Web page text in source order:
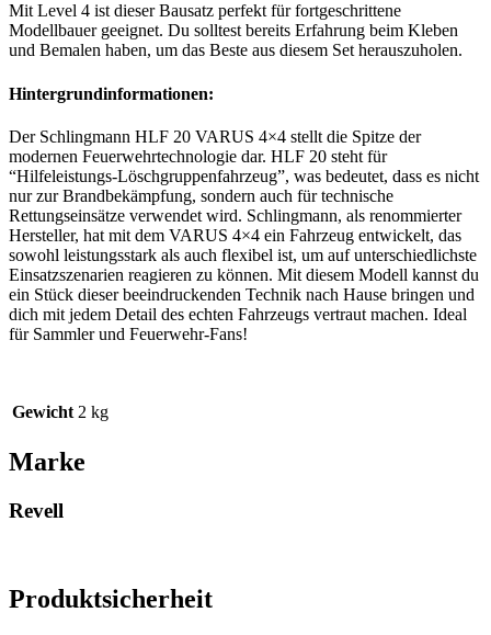
Mit Level 4 ist dieser Bausatz perfekt für fortgeschrittene
Modellbauer geeignet. Du solltest bereits Erfahrung beim Kleben
und Bemalen haben, um das Beste aus diesem Set herauszuholen.
Hintergrundinformationen:
Der Schlingmann HLF 20 VARUS 4×4 stellt die Spitze der
modernen Feuerwehrtechnologie dar. HLF 20 steht für
“Hilfeleistungs-Löschgruppenfahrzeug”, was bedeutet, dass es nicht
nur zur Brandbekämpfung, sondern auch für technische
Rettungseinsätze verwendet wird. Schlingmann, als renommierter
Hersteller, hat mit dem VARUS 4×4 ein Fahrzeug entwickelt, das
sowohl leistungsstark als auch flexibel ist, um auf unterschiedlichste
Einsatzszenarien reagieren zu können. Mit diesem Modell kannst du
ein Stück dieser beeindruckenden Technik nach Hause bringen und
dich mit jedem Detail des echten Fahrzeugs vertraut machen. Ideal
für Sammler und Feuerwehr-Fans!
Gewicht 2 kg
Marke
Revell
Produktsicherheit